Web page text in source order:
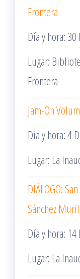
Frontera
Día y hora:
Lugar:
Frontera
Jam-On
Día y hora: 4
Lugar: La
DIÁLOGO:
Sánchez
Día y hora:
Lugar: La